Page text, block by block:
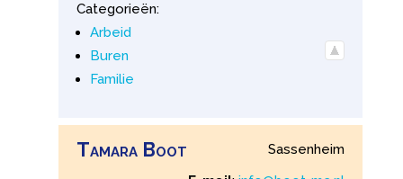
Categorieën:
Arbeid
Buren
Familie
Tamara Boot
Sassenheim